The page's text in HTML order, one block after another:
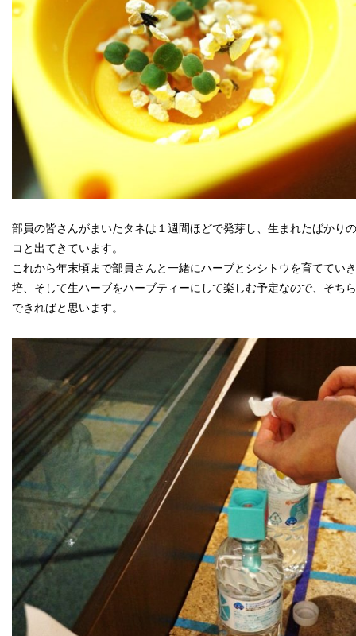
部員の皆さんがまいたタネは１週間ほどで発芽し、生まれたばかり
コと出てきています。
これから年末頃まで部員さんと一緒にハーブとシシトウを育ててい
培、そして生ハーブをハーブティーにして楽しむ予定なので、そち
できればと思います。